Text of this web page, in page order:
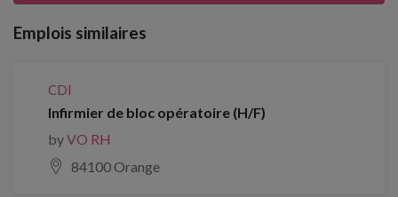
Emplois similaires
CDI
Infirmier de bloc opératoire (H/F)
byVO RH
84100 Orange